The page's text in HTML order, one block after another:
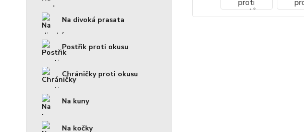
Na divoká prasata
Postřik proti okusu
Chráničky proti okusu
Na kuny
Na kočky